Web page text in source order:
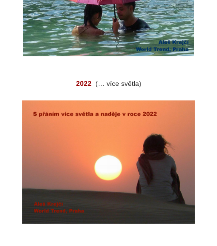
2022 (… více světla)